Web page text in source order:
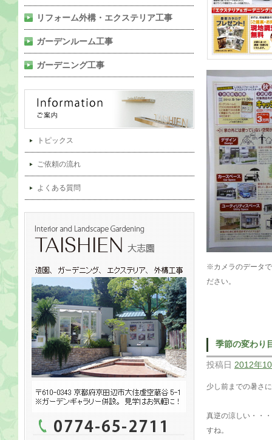
リフォーム外構・エクステリア工事
ガーデンルーム工事
ガーデニング工事
トピックス
ご依頼の流れ
よくある質問
※カメラのデータ
ださい。
季節の変わり
投稿日 2012年
少し前までの暑さ
真逆の涼しい・・
すね。